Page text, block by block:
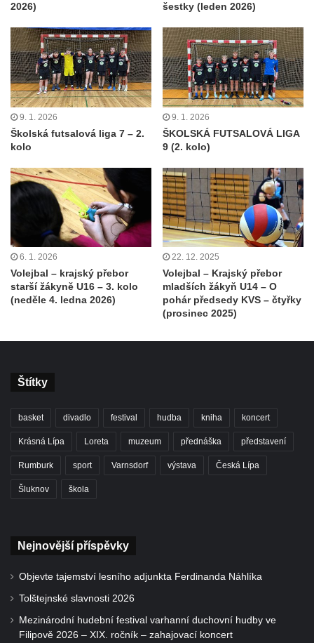
2026)
šestky (leden 2026)
9. 1. 2026
Školská futsalová liga 7 – 2.
kolo
9. 1. 2026
ŠKOLSKÁ FUTSALOVÁ LIGA
9 (2. kolo)
6. 1. 2026
Volejbal – krajský přebor
starší žákyně U16 – 3. kolo
(neděle 4. ledna 2026)
22. 12. 2025
Volejbal – Krajský přebor
mladších žákyň U14 – O
pohár předsedy KVS – čtyřky
(prosinec 2025)
Štítky
basket divadlo festival hudba kniha koncert
Krásná Lípa Loreta muzeum přednáška představení
Rumburk sport Varnsdorf výstava Česká Lípa
Šluknov škola
Nejnovější příspěvky
Objevte tajemství lesního adjunkta Ferdinanda Náhlíka
Tolštejnské slavnosti 2026
Mezinárodní hudební festival varhanní duchovní hudby ve
Filipově 2026 – XIX. ročník – zahajovací koncert